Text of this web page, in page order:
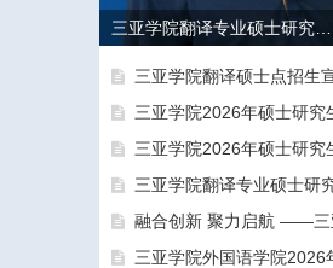
三亚学院翻译硕士点招生
三亚学院2026年硕士研究生招生专业目
三亚学院2026年硕士研究
三亚学院翻译专业硕士研究生培养方向
融合创新 聚力启航 ——三亚学院旅游与大健康
三亚学院外国语学院2026年硕士研究生拟录取名单公